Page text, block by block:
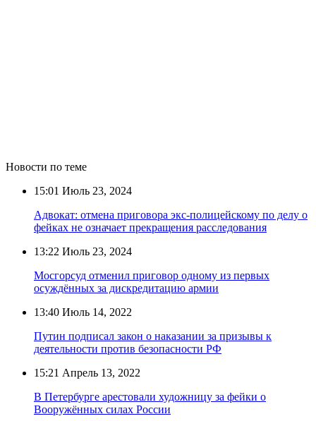
Новости по теме
15:01 Июль 23, 2024
Адвокат: отмена приговора экс-полицейскому по делу о
фейках не означает прекращения расследования
13:22 Июль 23, 2024
Мосгорсуд отменил приговор одному из первых
осуждённых за дискредитацию армии
13:40 Июль 14, 2022
Путин подписал закон о наказании за призывы к
деятельности против безопасности РФ
15:21 Апрель 13, 2022
В Петербурге арестовали художницу за фейки о
Вооружённых силах России